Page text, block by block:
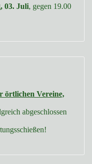
03. Juli, gegen 19.00
örtlichen Vereine,
abgeschlossen